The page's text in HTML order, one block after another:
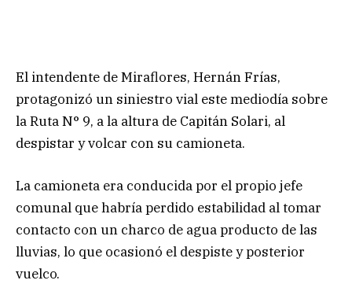
El intendente de Miraflores, Hernán Frías,
protagonizó un siniestro vial este mediodía sobre
la Ruta N° 9, a la altura de Capitán Solari, al
despistar y volcar con su camioneta.
La camioneta era conducida por el propio jefe
comunal que habría perdido estabilidad al tomar
contacto con un charco de agua producto de las
lluvias, lo que ocasionó el despiste y posterior
vuelco.